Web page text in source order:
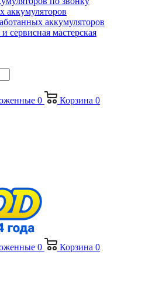
аккумуляторов
аккумуляторов
сервисная мастерская
0 Корзина 0
0 Корзина 0